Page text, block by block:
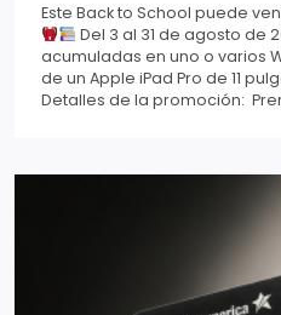
Este Back to School puede
Del 3 al 31 de agosto de
acumuladas en uno o varios
de un Apple iPad Pro de 11
Detalles de la promoción: